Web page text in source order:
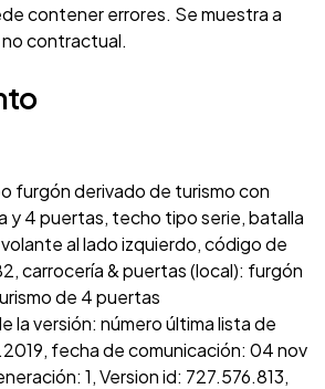
contener errores. Se muestra a
contractual.
furgón derivado de turismo con
y 4 puertas, techo tipo serie, batalla
al lado izquierdo, código de
carrocería & puertas (local): furgón
de 4 puertas
la versión: número última lista de
fecha de comunicación: 04 nov
1, Version id: 727.576.813,